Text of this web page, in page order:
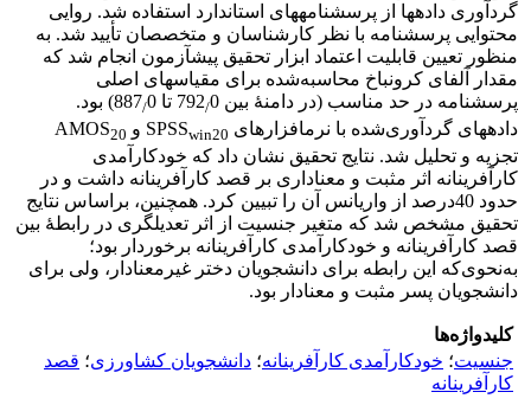
گردآوری داده‏ها از پرسشنامه‏های استاندارد استفاده شد. روایی
محتوایی پرسشنامه با نظر کارشناسان و متخصصان تأیید شد. به
منظور تعیین قابلیت اعتماد ابزار تحقیق پیش‏آزمون انجام شد که
مقدار آلفای کرونباخ محاسبه‌شده برای مقیاس‏های اصلی
پرسشنامه در حد مناسب (در دامنۀ بین 792
/0 تا 887 /
0) بود.
داده‏های گردآوری‌شده با نرم‏افزارهای SPSS win20 و AMOS 20
تجزیه و تحلیل شد. نتایج تحقیق نشان داد که خودکارآمدی
کارآفرینانه اثر مثبت و معناداری بر قصد کارآفرینانه داشت و در
حدود 40‌درصد از واریانس آن را تبیین کرد. همچنین، بر‌اساس نتایج
تحقیق مشخص شد که متغیر جنسیت از اثر تعدیلگری در رابطۀ بین
قصد کارآفرینانه و خودکارآمدی کارآفرینانه برخوردار بود؛
به‌نحوی‌که این رابطه برای دانشجویان دختر غیرمعنادار، ولی برای
دانشجویان پسر مثبت و معنادار بود.
کلیدواژه‌ها
جنسیت؛ خودکارآمدی کارآفرینانه؛ دانشجویان کشاورزی؛ قصد
کارآفرینانه